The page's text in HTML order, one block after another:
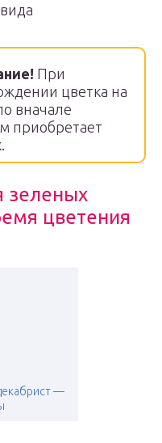
При
цветка на
вначале
приобретает
зеленых
цветения
—